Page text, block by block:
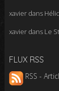
xavierdans
xavierdans Le
FLUX RSS
RSS -